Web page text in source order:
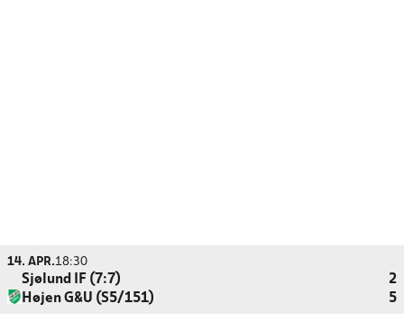
14. APR.18:30
Sjølund IF (7:7)
2
Højen G&U (S5/151)
5